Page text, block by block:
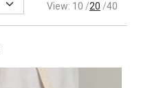
View: 10 20 40